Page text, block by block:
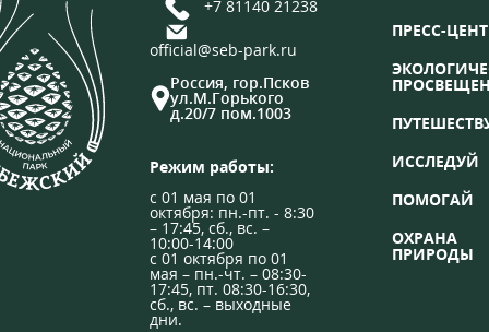
+7 81140 21238
official@seb-park.ru
Россия, гор.Псков
ул.М.Горького
д.20/7 пом.1003
Режим работы:
с 01 мая по 01
октября: пн.-пт. - 8:30
– 17:45, сб., вс. –
10:00-14:00
с 01 октября по 01
мая – пн.-чт. – 08:30-
17:45, пт. 08:30-16:30,
сб., вс. – выходные
дни.
ПРЕСС-
ИССЛЕДУЙ
ПОМОГАЙ
ОХРАНА
ПРИРОДЫ